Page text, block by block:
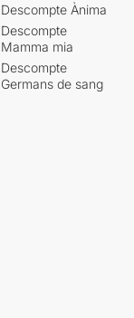
Descompte Ànima
Descompte
Mamma mia
Descompte
Germans de sang